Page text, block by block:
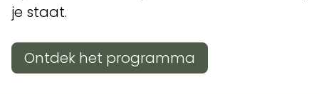
je staat.
Ontdek het programma